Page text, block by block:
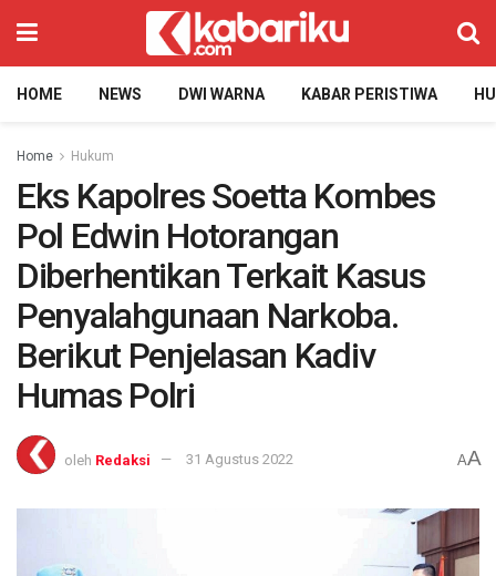
HOME NEWS DWI WARNA KABAR PERISTIWA
Home Hukum
Eks Kapolres Soetta Kombes
Pol Edwin Hotorangan
Diberhentikan Terkait Kasus
Penyalahgunaan Narkoba.
Berikut Penjelasan Kadiv
Humas Polri
oleh Redaksi 31 Agustus 2022 AA